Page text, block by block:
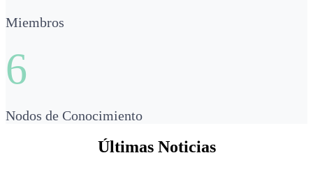
Miembros
6
Nodos de Conocimiento
Últimas Noticias